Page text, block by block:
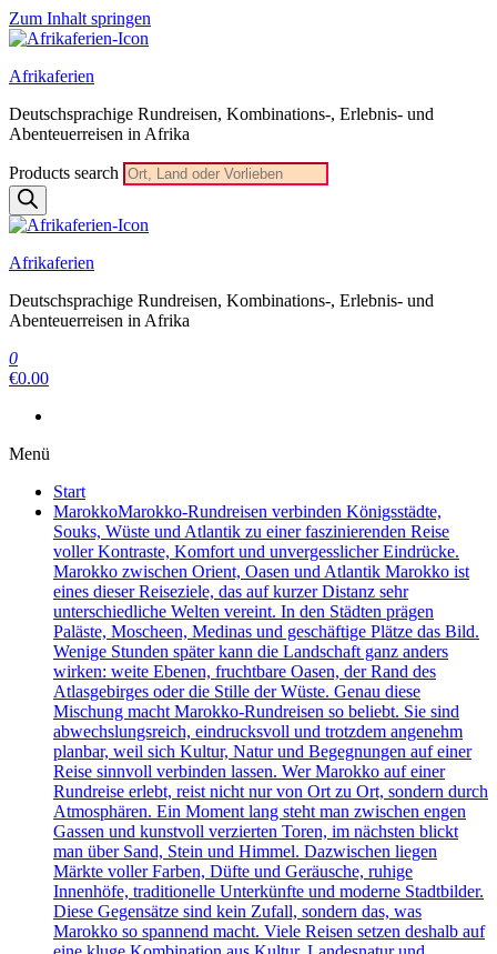
Zum Inhalt springen
Afrikaferien
Deutschsprachige Rundreisen, Kombinations-, Erlebnis- und
Abenteuerreisen in Afrika
Products search
Afrikaferien
Deutschsprachige Rundreisen, Kombinations-, Erlebnis- und
Abenteuerreisen in Afrika
0
€0.00
Menü
Start
MarokkoMarokko-Rundreisen verbinden Königsstädte,
Souks, Wüste und Atlantik zu einer faszinierenden Reise
voller Kontraste, Komfort und unvergesslicher Eindrücke.
Marokko zwischen Orient, Oasen und Atlantik Marokko ist
eines dieser Reiseziele, das auf kurzer Distanz sehr
unterschiedliche Welten vereint. In den Städten prägen
Paläste, Moscheen, Medinas und geschäftige Plätze das Bild.
Wenige Stunden später kann die Landschaft ganz anders
wirken: weite Ebenen, fruchtbare Oasen, der Rand des
Atlasgebirges oder die Stille der Wüste. Genau diese
Mischung macht Marokko-Rundreisen so beliebt. Sie sind
abwechslungsreich, eindrucksvoll und trotzdem angenehm
planbar, weil sich Kultur, Natur und Begegnungen auf einer
Reise sinnvoll verbinden lassen. Wer Marokko auf einer
Rundreise erlebt, reist nicht nur von Ort zu Ort, sondern durch
Atmosphären. Ein Moment lang steht man zwischen engen
Gassen und kunstvoll verzierten Toren, im nächsten blickt
man über Sand, Stein und Himmel. Dazwischen liegen
Märkte voller Farben, Düfte und Geräusche, ruhige
Innenhöfe, traditionelle Unterkünfte und moderne Stadtbilder.
Diese Gegensätze sind kein Zufall, sondern das, was
Marokko so spannend macht. Viele Reisen setzen deshalb auf